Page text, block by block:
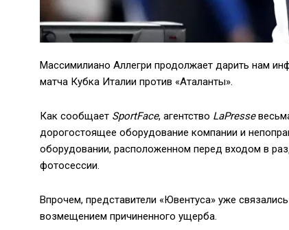
Массимилиано Аллегри продолжает дарить нам
матча Кубка Италии против «Аталанты».
Как сообщает SportFace, агентство LaPresse
дорогостоящее оборудование компании и
оборудовании, расположенном перед входом в
фотосессии.
Впрочем, представители «Ювентуса» уже
возмещением причиненного ущерба.